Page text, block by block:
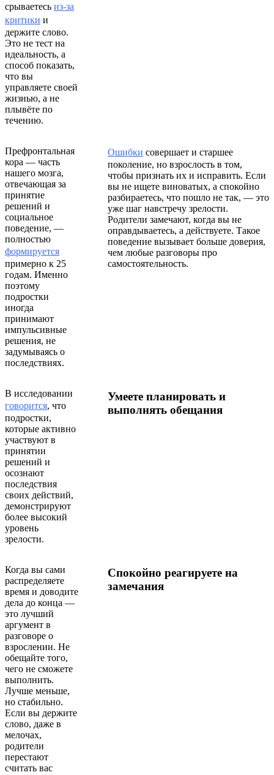
срываетесь из-за
критики и
держите слово.
Это не тест на
идеальность, а
способ показать,
что вы
управляете своей
жизнью, а не
плывёте по
течению.
Префронтальная
кора — часть
нашего мозга,
отвечающая за
принятие
решений и
социальное
поведение, —
полностью
формируется
примерно к 25
годам. Именно
поэтому
подростки
иногда
принимают
импульсивные
решения, не
задумываясь о
последствиях.
Ошибки совершает и старшее
поколение, но взрослость в том,
чтобы признать их и исправить. Если
вы не ищете виноватых, а спокойно
разбираетесь, что пошло не так, — это
уже шаг навстречу зрелости.
Родители замечают, когда вы не
оправдываетесь, а действуете. Такое
поведение вызывает больше доверия,
чем любые разговоры про
самостоятельность.
В исследовании
говорится, что
подростки,
которые активно
участвуют в
принятии
решений и
осознают
последствия
своих действий,
демонстрируют
более высокий
уровень
зрелости.
Умеете планировать и
выполнять обещания
Когда вы сами
распределяете
время и доводите
дела до конца —
это лучший
аргумент в
разговоре о
взрослении. Не
обещайте того,
чего не сможете
выполнить.
Лучше меньше,
но стабильно.
Если вы держите
слово, даже в
мелочах,
родители
перестают
считать вас
Спокойно реагируете на
замечания